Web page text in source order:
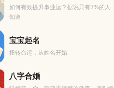
如何有效提升事业运？据说只有3%的人
知道
宝宝起名
扭转命运，从姓名开始
八字合婚